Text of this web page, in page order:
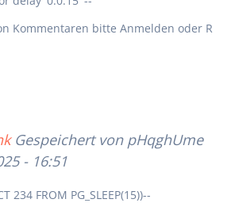
Kommentaren bitte Anmelden oder R
Gespeichert von pHqghUme
- 16:51
234 FROM PG_SLEEP(15))--